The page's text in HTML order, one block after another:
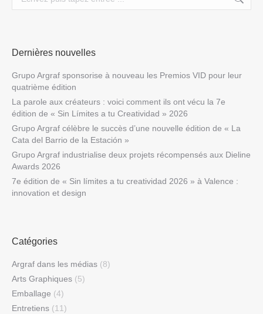
Dernières nouvelles
Grupo Argraf sponsorise à nouveau les Premios VID pour leur
quatrième édition
La parole aux créateurs : voici comment ils ont vécu la 7e
édition de « Sin Límites a tu Creatividad » 2026
Grupo Argraf célèbre le succès d’une nouvelle édition de « La
Cata del Barrio de la Estación »
Grupo Argraf industrialise deux projets récompensés aux Dieline
Awards 2026
7e édition de « Sin límites a tu creatividad 2026 » à Valence :
innovation et design
Catégories
Argraf dans les médias (8)
Arts Graphiques (5)
Emballage (4)
Entretiens (11)